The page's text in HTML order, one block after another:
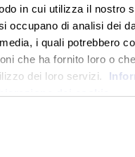
in cui utilizza il nostro
occupano di analisi dei
i quali potrebbero
che ha fornito loro o
dei loro servizi.
degli Smashing
Marco e Polo, e il
telepatico
delle eroine, tutto
abbia rappresentato gli
con dozzinali trame
integralmente